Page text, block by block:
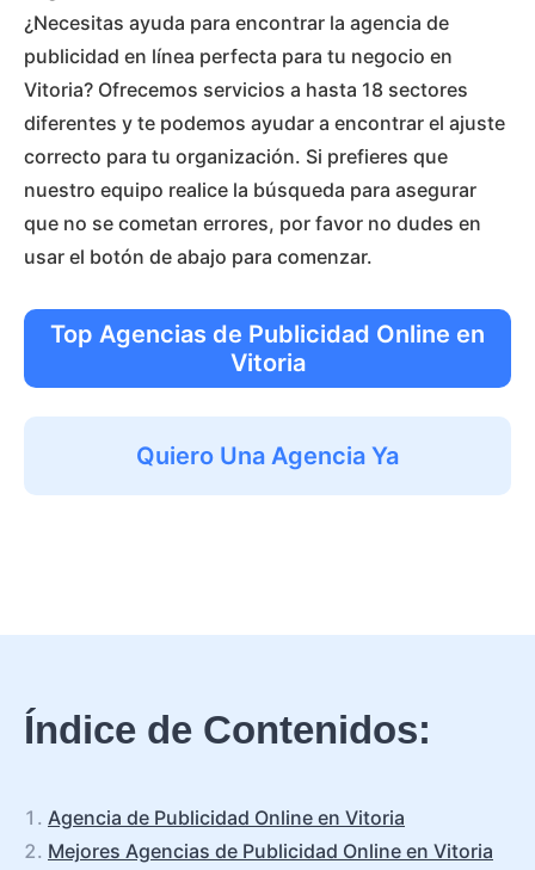
¿Necesitas ayuda para encontrar la agencia de
publicidad en línea perfecta para tu negocio en
Vitoria? Ofrecemos servicios a hasta 18 sectores
diferentes y te podemos ayudar a encontrar el ajuste
correcto para tu organización. Si prefieres que
nuestro equipo realice la búsqueda para asegurar
que no se cometan errores, por favor no dudes en
usar el botón de abajo para comenzar.
Top Agencias de Publicidad Online en
Vitoria
Quiero Una Agencia Ya
Índice de Contenidos:
Agencia de Publicidad Online en Vitoria
Mejores Agencias de Publicidad Online en Vitoria